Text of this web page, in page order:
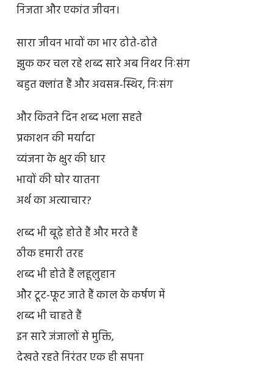
निजता और एकांत जीवन।
सारा जीवन भावों का भार ढोते-ढोते
झुक कर चल रहे शब्द सारे अब निथर निःसंग
बहुत क्लांत हैं और अवसन्न-स्थिर, निःसंग
और कितने दिन शब्द भला सहते
प्रकाशन की मर्यादा
व्यंजना के क्षुर की धार
भावों की घोर यातना
अर्थ का अत्याचार?
शब्द भी बूढ़े होते हैं और मरते हैं
ठीक हमारी तरह
शब्द भी होते हैं लहूलुहान
और टूट-फूट जाते हैं काल के कर्षण में
शब्द भी चाहते हैं
इन सारे जंजालों से मुक्ति,
देखते रहते निरंतर एक ही सपना